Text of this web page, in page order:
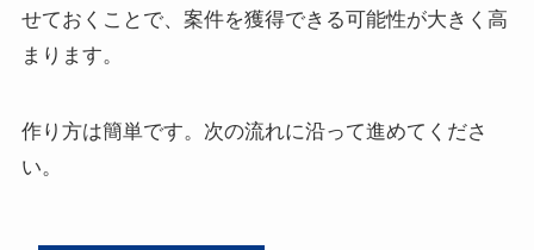
せておくことで、案件を獲得できる可能性が大きく高
まります。
作り方は簡単です。次の流れに沿って進めてくださ
い。